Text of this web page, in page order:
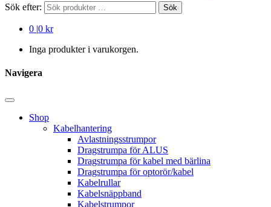
Sök efter: Sök
0 |0 kr
Inga produkter i varukorgen.
Navigera
Shop
Kabelhantering
Avlastningsstrumpor
Dragstrumpa för ALUS
Dragstrumpa för kabel med bärlina
Dragstrumpa för optorör/kabel
Kabelrullar
Kabelsnäppband
Kabelstrumpor